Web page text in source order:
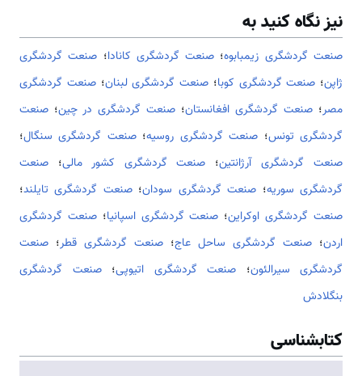
نیز نگاه کنید به
صنعت گردشگری زیمبابوه؛ صنعت گردشگری کانادا؛ صنعت گردشگری
ژاپن؛ صنعت گردشگری کوبا؛ صنعت گردشگری لبنان؛صنعت گردشگری
مصر؛ صنعت گردشگری افغانستان؛ صنعت گردشگری در چین؛ صنعت
گردشگری تونس؛ صنعت گردشگری روسیه؛صنعت گردشگری سنگال؛
صنعت گردشگری آرژانتین؛ صنعت گردشگری کشور مالی؛ صنعت
گردشگری سوریه؛ صنعت گردشگری سودان؛صنعت گردشگری تایلند؛
صنعت گردشگری اوکراین؛ صنعت گردشگری اسپانیا؛صنعت گردشگری
اردن؛ صنعت گردشگری ساحل عاج؛ صنعت گردشگری قطر؛ صنعت
گردشگری سیرالئون؛ صنعت گردشگری اتیوپی؛صنعت گردشگری
بنگلادش
کتابشناسی